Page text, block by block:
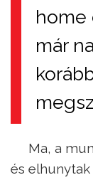
home
már
Ma, a
és